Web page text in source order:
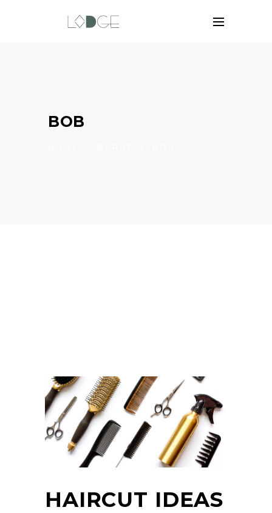
BOB
HAIRCUT IDEAS